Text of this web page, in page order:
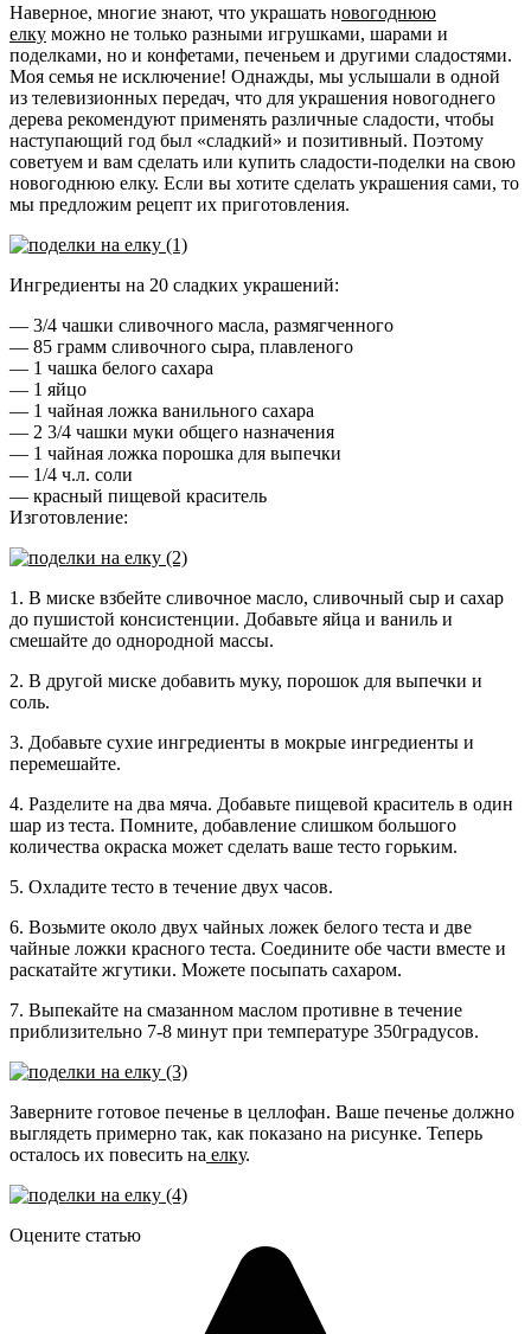
Наверное, многие знают, что украшать новогоднюю
елку можно не только разными игрушками, шарами и
поделками, но и конфетами, печеньем и другими сладостями.
Моя семья не исключение! Однажды, мы услышали в одной
из телевизионных передач, что для украшения новогоднего
дерева рекомендуют применять различные сладости, чтобы
наступающий год был «сладкий» и позитивный. Поэтому
советуем и вам сделать или купить сладости-поделки на свою
новогоднюю елку. Если вы хотите сделать украшения сами, то
мы предложим рецепт их приготовления.
Ингредиенты на 20 сладких украшений:
— 3/4 чашки сливочного масла, размягченного
— 85 грамм сливочного сыра, плавленого
— 1 чашка белого сахара
— 1 яйцо
— 1 чайная ложка ванильного сахара
— 2 3/4 чашки муки общего назначения
— 1 чайная ложка порошка для выпечки
— 1/4 ч.л. соли
— красный пищевой краситель
Изготовление:
1. В миске взбейте сливочное масло, сливочный сыр и сахар
до пушистой консистенции. Добавьте яйца и ваниль и
смешайте до однородной массы.
2. В другой миске добавить муку, порошок для выпечки и
соль.
3. Добавьте сухие ингредиенты в мокрые ингредиенты и
перемешайте.
4. Разделите на два мяча. Добавьте пищевой краситель в один
шар из теста. Помните, добавление слишком большого
количества окраска может сделать ваше тесто горьким.
5. Охладите тесто в течение двух часов.
6. Возьмите около двух чайных ложек белого теста и две
чайные ложки красного теста. Соедините обе части вместе и
раскатайте жгутики. Можете посыпать сахаром.
7. Выпекайте на смазанном маслом противне в течение
приблизительно 7-8 минут при температуре 350градусов.
Заверните готовое печенье в целлофан. Ваше печенье должно
выглядеть примерно так, как показано на рисунке. Теперь
осталось их повесить на елку.
Оцените статью